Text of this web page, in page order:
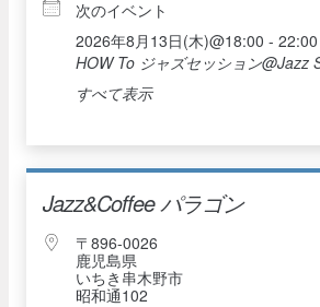
次のイベント
2026年8月13日(木)@18:00 - 22:00
HOW To ジャズセッション@Jazz
すべて表示
Jazz&Coffee パラゴン
〒896-0026
鹿児島県
いちき串木野市
昭和通102